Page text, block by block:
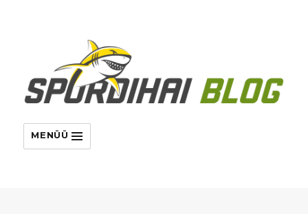
MENÜÜ